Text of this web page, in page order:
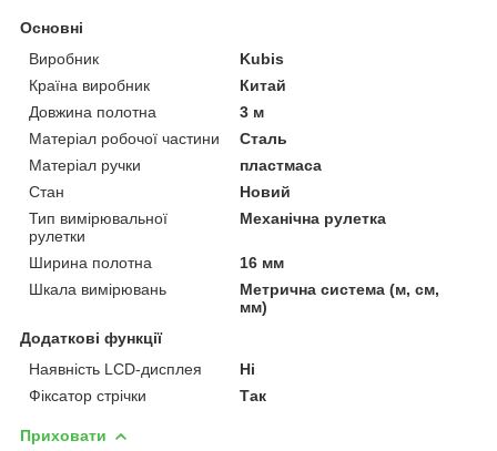
Основні
Виробник
Kubis
Країна виробник
Китай
Довжина полотна
3 м
Матеріал робочої частини
Сталь
Матеріал ручки
пластмаса
Стан
Новий
Тип вимірювальної
рулетки
Механічна рулетка
Ширина полотна
16 мм
Шкала вимірювань
Метрична система (м, см,
мм)
Додаткові функції
Наявність LCD-дисплея
Ні
Фіксатор стрічки
Так
Приховати